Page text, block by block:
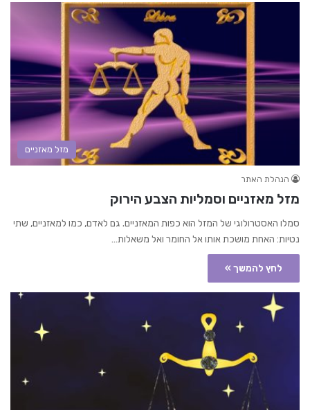
מזל מאזניים
הנהלת האתר
מזל מאזניים וסמליות הצבע הירוק
סמלו האסטרולוגי של המזל הוא כפות המאזניים. גם לאדם, כמו למאזניים, שתי
נטיות: האחת מושכת אותו אל החומר ואל משאלות…
לחץ להמשך »